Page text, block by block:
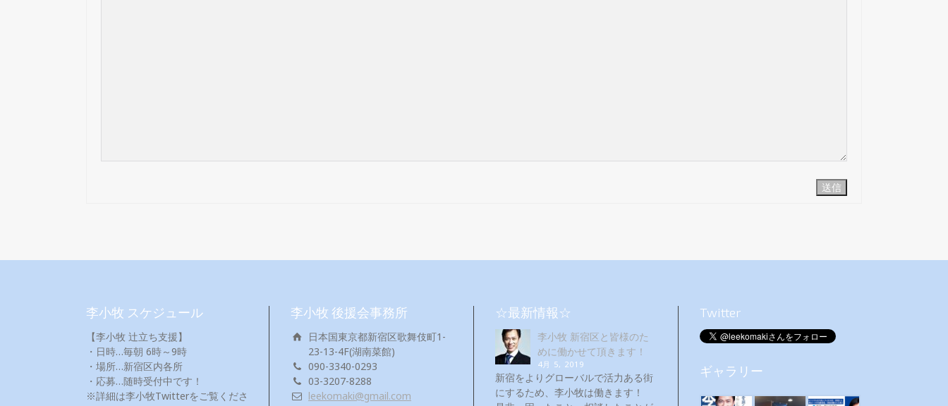
送信
李小牧 スケジュール
【李小牧 辻立ち支援】
・日時…毎朝 6時～9時
・場所…新宿区内各所
・応募…随時受付中です！
※詳細は李小牧Twitterをご覧くださ
李小牧 後援会事務所
日本国東京都新宿区歌舞伎町1-
23-13-4F(湖南菜館)
090-3340-0293
03-3207-8288
leekomaki@gmail.com
☆最新情報☆
李小牧 新宿区と皆様のた
めに働かせて頂きます！
4月 5, 2019
新宿をよりグローバルで活力ある街
にするため、李小牧は働きます！
Twitter
ギャラリー